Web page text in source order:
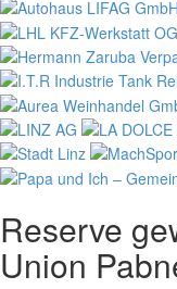
Reserve
Union